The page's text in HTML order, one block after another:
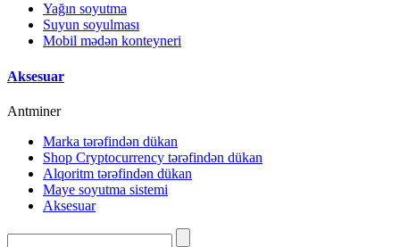
Yağın soyutma
Suyun soyulması
Mobil mədən konteyneri
Aksesuar
Antminer
Marka tərəfindən dükan
Shop Cryptocurrency tərəfindən dükan
Alqoritm tərəfindən dükan
Maye soyutma sistemi
Aksesuar